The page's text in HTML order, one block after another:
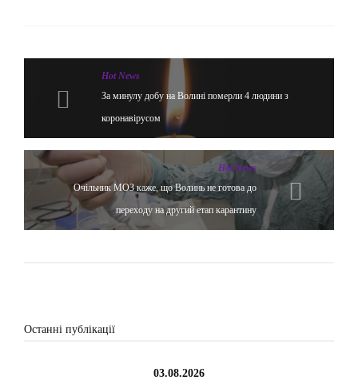
Hot News
За минулу добу на Волині померли 4 людини з
коронавірусом
Hot News
Очільник МОЗ каже, що Волинь не готова до
переходу на другий етап карантину
Останні публікації
03.08.2026